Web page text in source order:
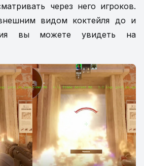
через него игроков.
видом коктейля до и
вы можете увидеть на